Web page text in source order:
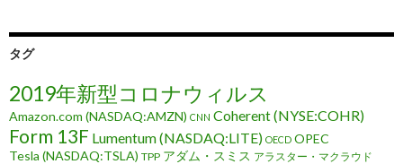
タグ
2019年新型コロナウィルス
Amazon.com (NASDAQ:AMZN) CNN Coherent (NYSE:COHR)
Form 13F Lumentum (NASDAQ:LITE) OECD OPEC
Tesla (NASDAQ:TSLA) TPP アダム・スミス アラスター・マクラウド